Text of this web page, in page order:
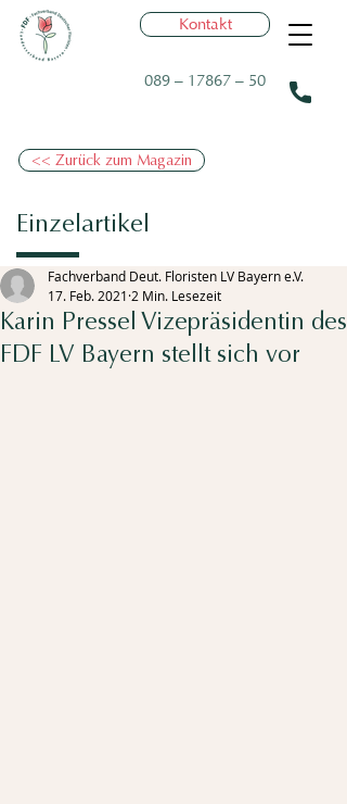
089 – 17867 – 50
Kontakt
<< Zurück zum Magazin
Einzelartikel
Karin Pressel Vizepräsidentin des
FDF LV Bayern stellt sich vor
Fachverband Deut. Floristen LV Bayern e.V.
17. Feb. 2021 2 Min. Lesezeit